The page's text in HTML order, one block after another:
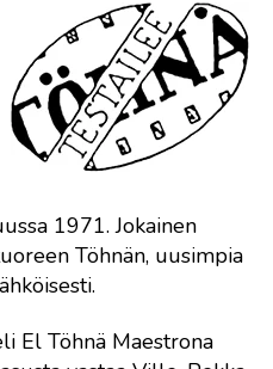
1971. Jokainen
Töhnän, uusimpia
El Töhnä Maestrona